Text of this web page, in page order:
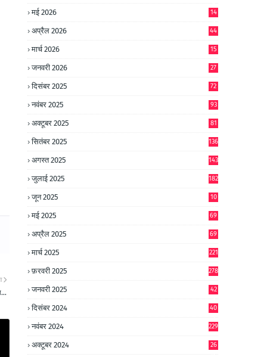
मई 2026
14
अप्रैल 2026 44
मार्च 2026 15
जनवरी 2026 27
दिसंबर 2025 72
नवंबर 2025 93
अक्टूबर 2025 81
सितंबर 2025 136
अगस्त 2025 143
जुलाई 2025 182
जून 2025
10
मई 2025 69
अप्रैल 2025 69
मार्च 2025 221
फ़रवरी 2025 278
जनवरी 2025
42
दिसंबर 2024
40
नवंबर 2024 229
अक्टूबर 2024
26